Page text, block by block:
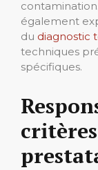
également
du diagnostic
techniques
spécifiques.